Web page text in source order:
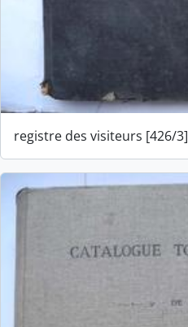
registre des visiteurs [426/3]